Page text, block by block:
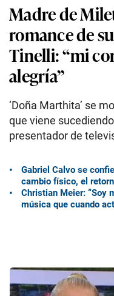
Madre de
romance de
Tinelli: “mi
alegría”
‘Doña Marthita’ se
que viene
presentador de
Gabriel Calvo se
cambio físico, el
Christian Meier: “Soy
música que cuando